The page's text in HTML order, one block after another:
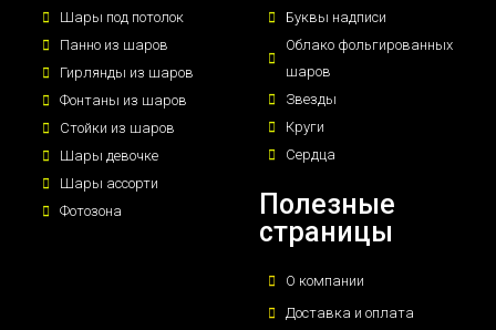
Шары под потолок
Панно из шаров
Гирлянды из шаров
Фонтаны из шаров
Стойки из шаров
Шары девочке
Шары ассорти
Фотозона
Буквы надписи
Облако фольгированных
шаров
Звезды
Круги
Сердца
Полезные
страницы
О компании
Доставка и оплата